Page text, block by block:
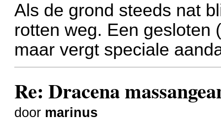
Als de grond steeds nat
rotten weg. Een gesloten
maar vergt speciale
Re: Dracena
door marinus